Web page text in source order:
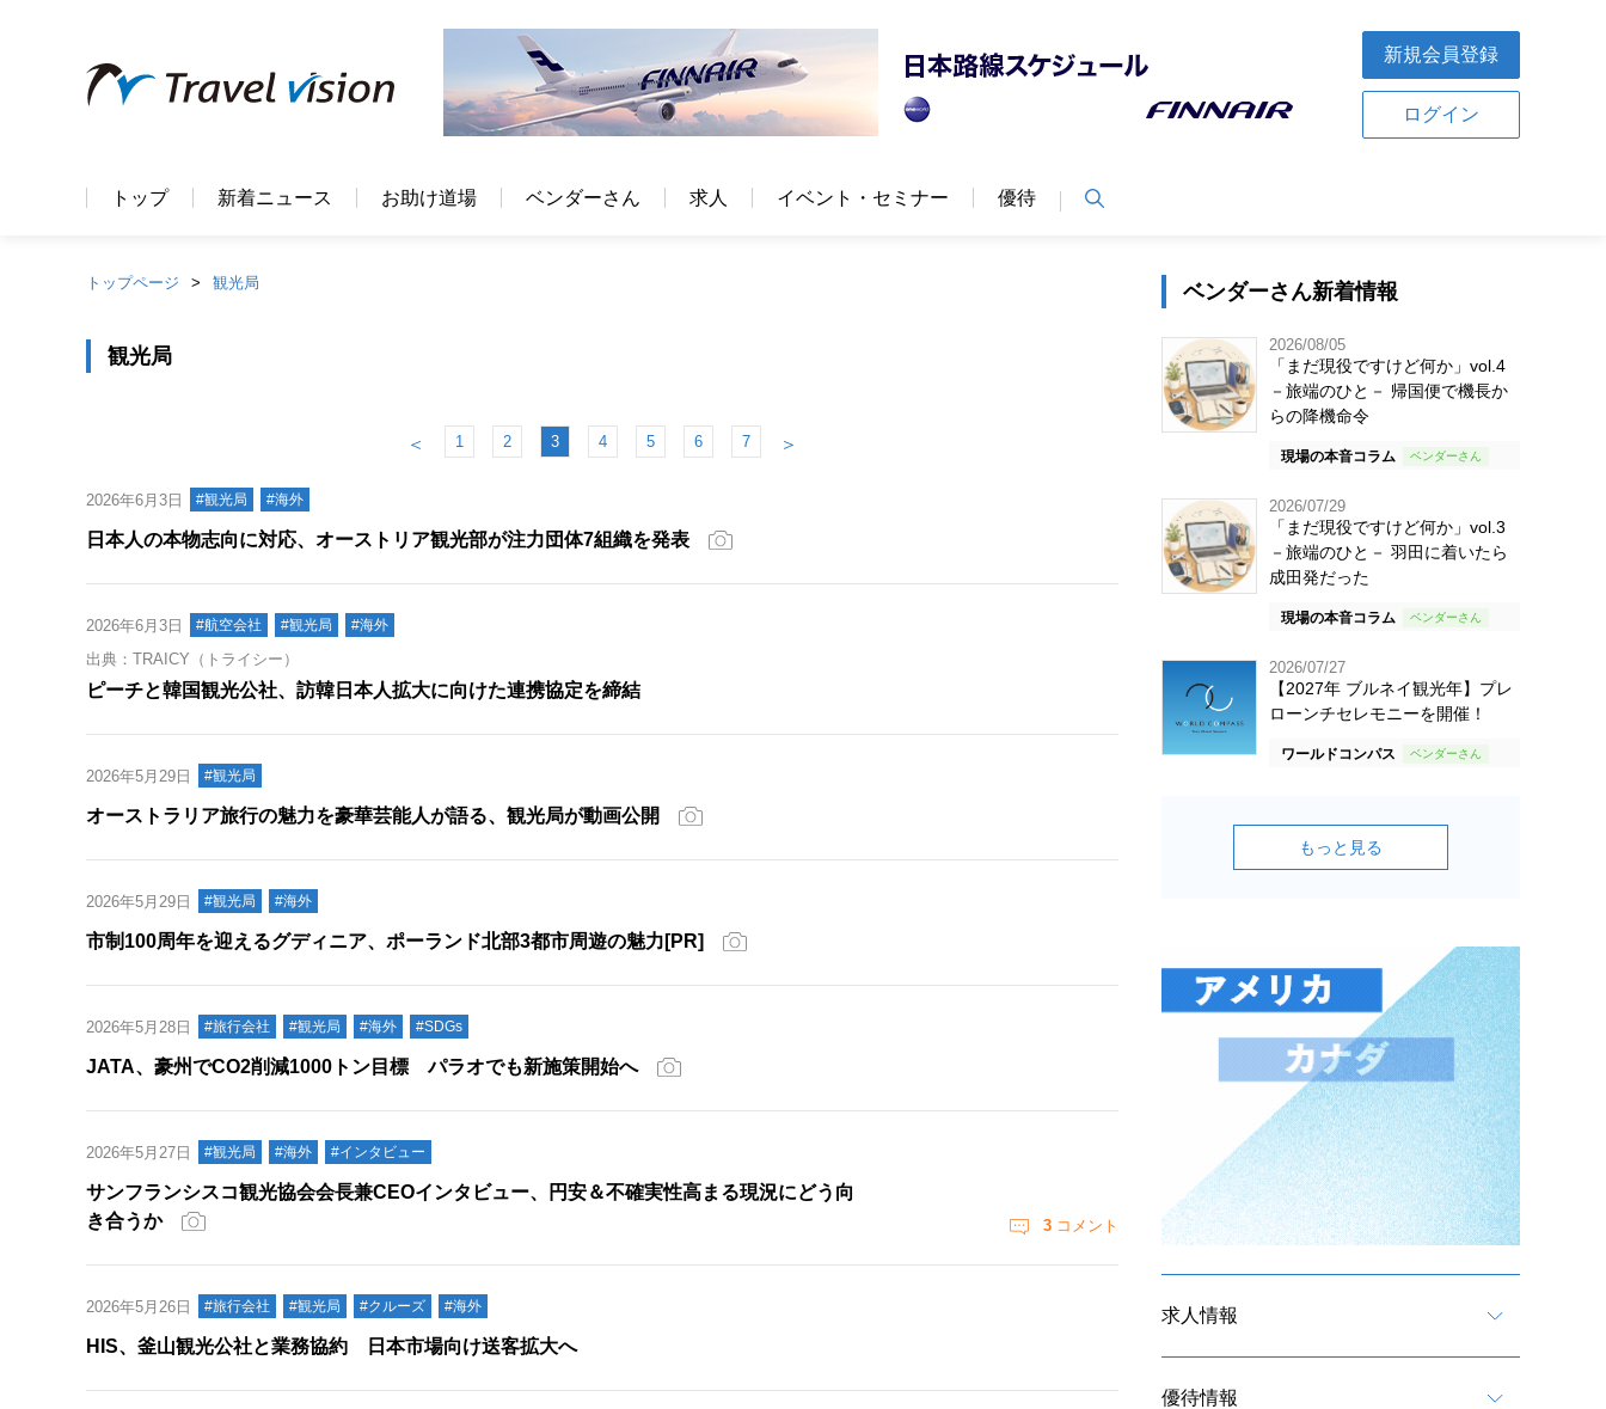
新規会員登録
ログイン
トップ 新着ニュース お助け道場 ベンダーさん 求人 イベント・セミナー 優待
トップページ 観光局
観光局
＜ 1 2 3 4 5 6 7 ＞
2026年6月3日 #観光局 #海外
日本人の本物志向に対応、オーストリア観光部が注力団体7組織を発表
2026年6月3日 #航空会社 #観光局 #海外
出典：TRAICY（トライシー）
ピーチと韓国観光公社、訪韓日本人拡大に向けた連携協定を締結
2026年5月29日 #観光局
オーストラリア旅行の魅力を豪華芸能人が語る、観光局が動画公開
2026年5月29日 #観光局 #海外
市制100周年を迎えるグディニア、ポーランド北部3都市周遊の魅力[PR]
2026年5月28日 #旅行会社 #観光局 #海外 #SDGs
JATA、豪州でCO2削減1000トン目標 パラオでも新施策開始へ
2026年5月27日 #観光局 #海外 #インタビュー
サンフランシスコ観光協会会長兼CEOインタビュー、円安＆不確実性高まる現況にどう向
き合うか
3 コメント
2026年5月26日 #旅行会社 #観光局 #クルーズ #海外
HIS、釜山観光公社と業務協約 日本市場向け送客拡大へ
ベンダーさん新着情報
2026/08/05
「まだ現役ですけど何か」vol.4
－旅端のひと－ 帰国便で機長か
らの降機命令
現場の本音コラム
2026/07/29
「まだ現役ですけど何か」vol.3
－旅端のひと－ 羽田に着いたら
成田発だった
現場の本音コラム
2026/07/27
【2027年 ブルネイ観光年】プレ
ローンチセレモニーを開催！
ワールドコンパス
もっと見る
求人情報
優待情報